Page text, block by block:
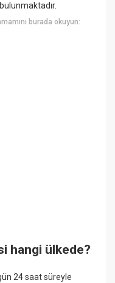
burada okuyun:
hangi ülkede?
24 saat süreyle